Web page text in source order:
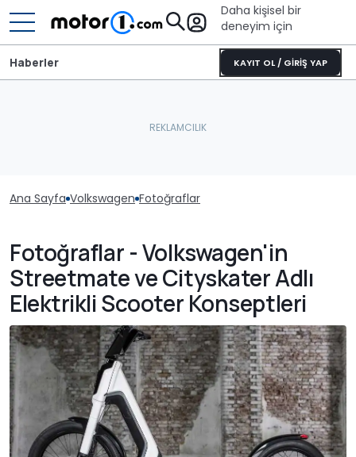
Daha kişisel bir
deneyim için
KAYIT OL / GİRİŞ YAP
Haberler
Ana Sayfa Volkswagen Fotoğraflar
Fotoğraflar - Volkswagen'in
Streetmate ve Cityskater Adlı
Elektrikli Scooter Konseptleri